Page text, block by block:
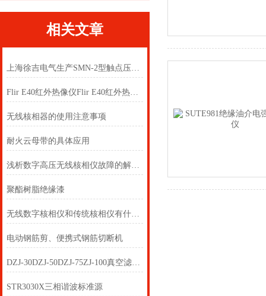
相关文章
上海徐吉电气生产SMN-2型触点压力检测仪
Flir E40红外热像仪Flir E40红外热像仪
无线核相器的使用注意事项
耐火云母带的具体应用
浅析数字高压无线核相仪故障的解决方案
聚酯树脂绝缘漆
无线数字核相仪和传统核相仪有什么区别？看完你就清楚了
电动钢筋剪、便携式钢筋切断机
DZJ-30DZJ-50DZJ-75ZJ-100真空滤油机
STR3030X三相谐波标准源